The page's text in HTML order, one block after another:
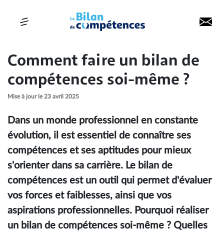
Comment faire un bilan de
compétences soi-même ?
Mise à jour le 23 avril 2025
Dans un monde professionnel en constante
évolution, il est essentiel de connaître ses
compétences et ses aptitudes pour mieux
s'orienter dans sa carrière. Le bilan de
compétences est un outil qui permet d'évaluer
vos forces et faiblesses, ainsi que vos
aspirations professionnelles. Pourquoi réaliser
un bilan de compétences soi-même ? Quelles